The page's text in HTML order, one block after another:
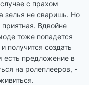
с прахом
зелья не сваришь. Но
Вдвойне
тоже попадется
получится создать
есть предложение в
на ролеплееров, -